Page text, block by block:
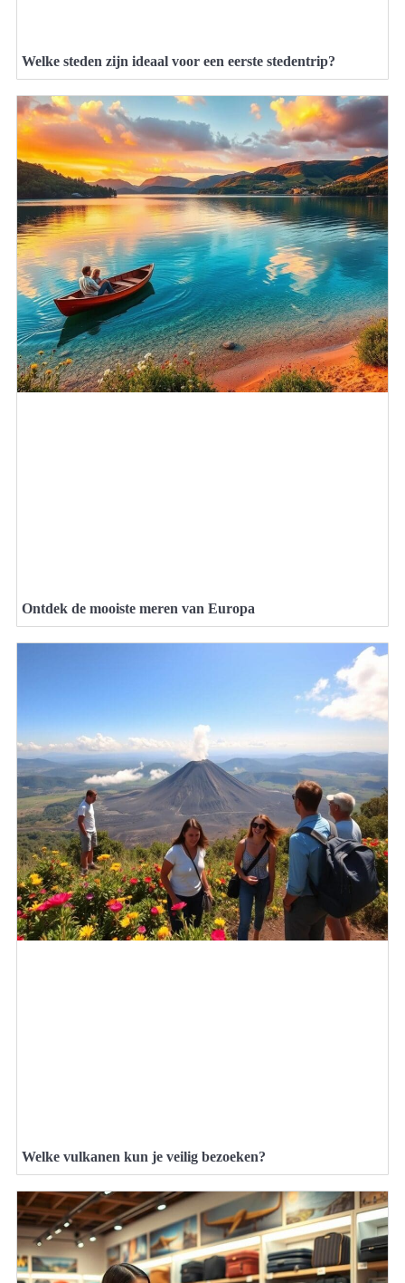
Welke steden zijn ideaal voor een eerste stedentrip?
Ontdek de mooiste meren van Europa
Welke vulkanen kun je veilig bezoeken?